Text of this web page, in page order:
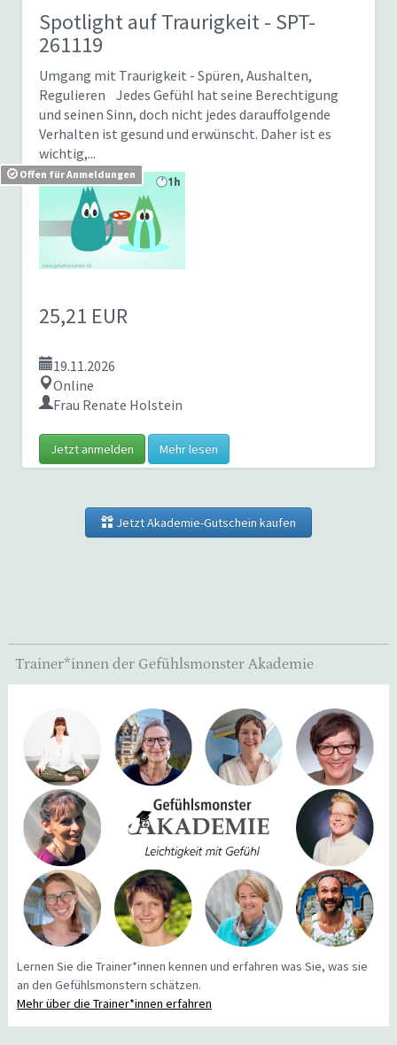
Spotlight auf Traurigkeit- SPT-
261119
Umgang mit Traurigkeit - Spüren, Aushalten,
Regulieren Jedes Gefühl hat seine Berechtigung
und seinen Sinn, doch nicht jedes darauffolgende
Verhalten ist gesund und erwünscht. Daher ist es
wichtig,...
Offen für Anmeldungen
25,21 EUR
19.11.2026
Online
Frau Renate Holstein
Jetzt anmelden Mehr lesen
Jetzt Akademie-Gutschein kaufen
Trainer*innen der Gefühlsmonster Akademie
Lernen Sie die Trainer*innen kennen und erfahren was Sie, was sie
an den Gefühlsmonstern schätzen.
Mehr über die Trainer*innen erfahren